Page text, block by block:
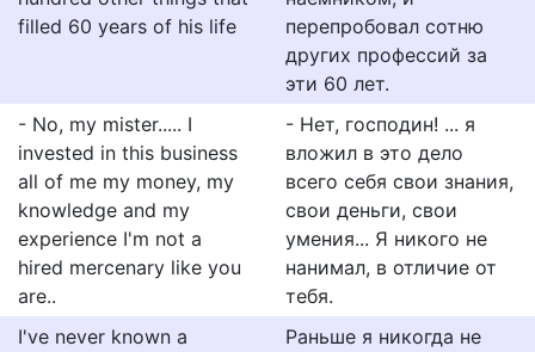
filled 60 years of his life
перепробовал сотню
других профессий за
эти 60 лет.
- No, my mister..... I
invested in this business
all of me my money, my
knowledge and my
experience I'm not a
hired mercenary like you
are..
- Нет, господин! ... я
вложил в это дело
всего себя свои знания,
свои деньги, свои
умения... Я никого не
нанимал, в отличие от
тебя.
I've never known a
Раньше я никогда не